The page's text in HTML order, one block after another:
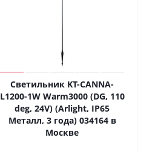
Светильник KT-CANNA-
L1200-1W Warm3000 (DG, 110
deg, 24V) (Arlight, IP65
Металл, 3 года) 034164 в
Москве